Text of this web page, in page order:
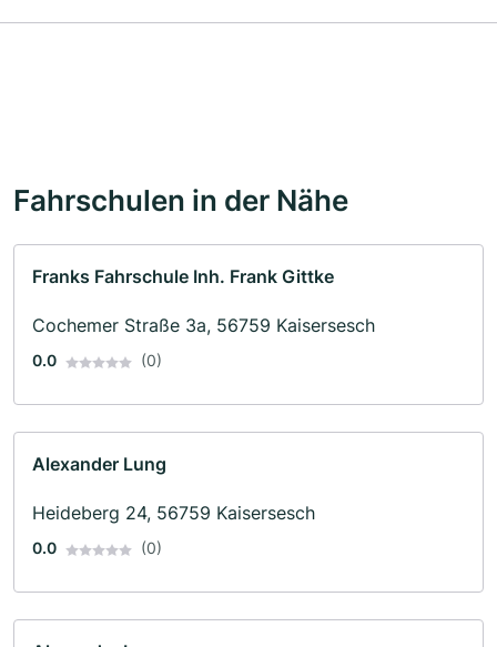
Fahrschulen in der Nähe
Franks Fahrschule Inh. Frank Gittke
Cochemer Straße 3a, 56759 Kaisersesch
0.0 (0)
Alexander Lung
Heideberg 24, 56759 Kaisersesch
0.0 (0)